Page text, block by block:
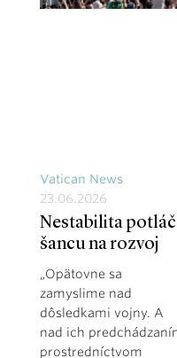
Vatican News
23.06.2026
Nestabilita
šancu na rozvoj
„Opätovne sa
zamyslime nad
dôsledkami vojny. A
nad ich
prostredníctvom